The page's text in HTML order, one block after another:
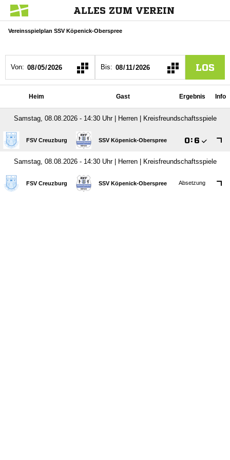
ALLES ZUM VEREIN
Vereinsspielplan SSV Köpenick-Oberspree
Von: Bis: LOS
Heim Gast Ergebnis Info
Samstag, 08.08.2026 - 14:30 Uhr | Herren | Kreisfreundschaftsspiele
FSV Creuzburg SSV Köpenick-Oberspree : 
Samstag, 08.08.2026 - 14:30 Uhr | Herren | Kreisfreundschaftsspiele
FSV Creuzburg SSV Köpenick-Oberspree Absetzung